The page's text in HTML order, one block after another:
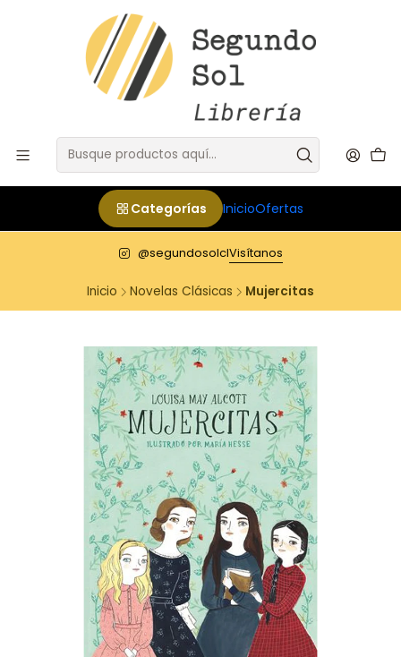
Categorías InicioOfertas
@segundosolclVisítanos
Inicio Novelas Clásicas Mujercitas